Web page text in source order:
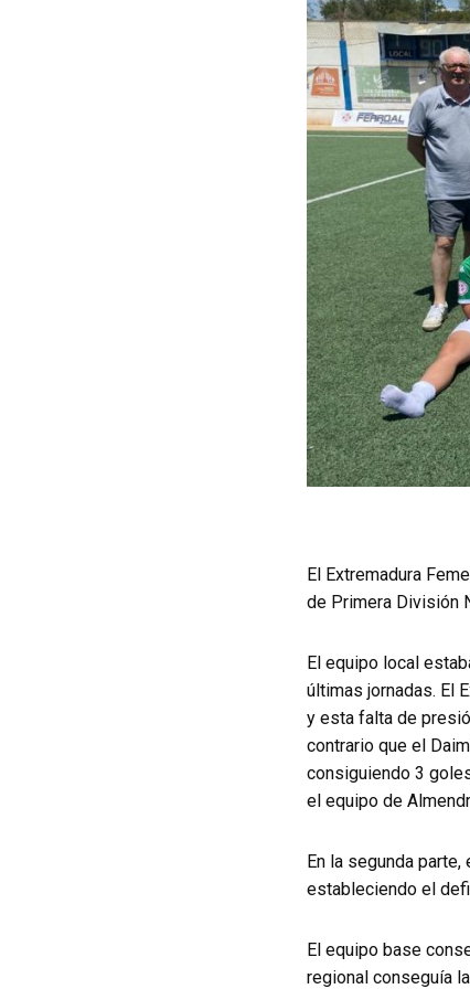
El Extremadura
de Primera División
El equipo local
últimas jornadas. El
y esta falta de
contrario que el
consiguiendo 3
el equipo de
En la segunda
estableciendo el
El equipo base
regional conseguía